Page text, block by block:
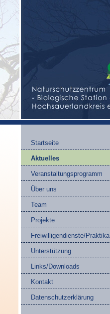
Startseite
Aktuelles
Veranstaltungsprogramm
Über uns
Team
Projekte
Freiwilligendienste/Praktika
Unterstützung
Links/Downloads
Kontakt
Datenschutzerklärung